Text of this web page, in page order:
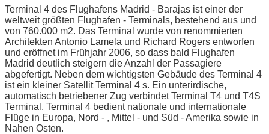
Terminal 4 des Flughafens Madrid - Barajas ist einer der
weltweit größten Flughafen - Terminals, bestehend aus und
von 760.000 m2. Das Terminal wurde von renommierten
Architekten Antonio Lamela und Richard Rogers entworfen
und eröffnet im Frühjahr 2006, so dass bald Flughafen
Madrid deutlich steigern die Anzahl der Passagiere
abgefertigt. Neben dem wichtigsten Gebäude des Terminal 4
ist ein kleiner Satellit Terminal 4 s. Ein unterirdische,
automatisch betriebener Zug verbindet Terminal T4 und T4S
Terminal. Terminal 4 bedient nationale und internationale
Flüge in Europa, Nord - , Mittel - und Süd - Amerika sowie in
Nahen Osten.